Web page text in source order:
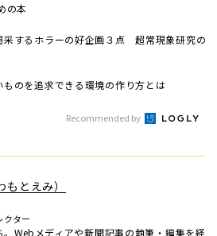
の本
采するホラーの好企画３点 超常現象研究の
ものを追求できる環境の作り方とは
Recommended by
とえみ）
クター
Webメディアや新聞記事の執筆・編集を経